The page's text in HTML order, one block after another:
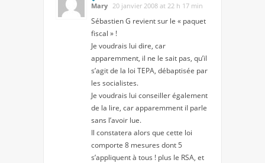
Mary 20 janvier 2008 at 22 h 17 min
Sébastien G revient sur le « paquet
fiscal » !
Je voudrais lui dire, car
apparemment, il ne le sait pas, qu’il
s’agit de la loi TEPA, débaptisée par
les socialistes.
Je voudrais lui conseiller également
de la lire, car apparemment il parle
sans l’avoir lue.
Il constatera alors que cette loi
comporte 8 mesures dont 5
s’appliquent à tous ! plus le RSA, et